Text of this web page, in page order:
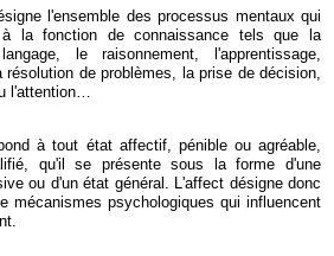
l'ensemble des processus mentaux qui
à la fonction de connaissance tels que la
le raisonnement, l'apprentissage,
résolution de problèmes, la prise de décision,
l'attention…
à tout état affectif, pénible ou agréable,
qu'il se présente sous la forme d'une
ou d'un état général. L'affect désigne donc
mécanismes psychologiques qui influencent